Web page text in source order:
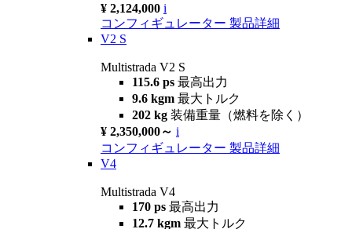
¥ 2,124,000 i
コンフィギュレーター 製品詳細
V2 S
Multistrada V2 S
115.6 ps 最高出力
9.6 kgm 最大トルク
202 kg 装備重量（燃料を除く）
¥ 2,350,000～ i
コンフィギュレーター 製品詳細
V4
Multistrada V4
170 ps 最高出力
12.7 kgm 最大トルク